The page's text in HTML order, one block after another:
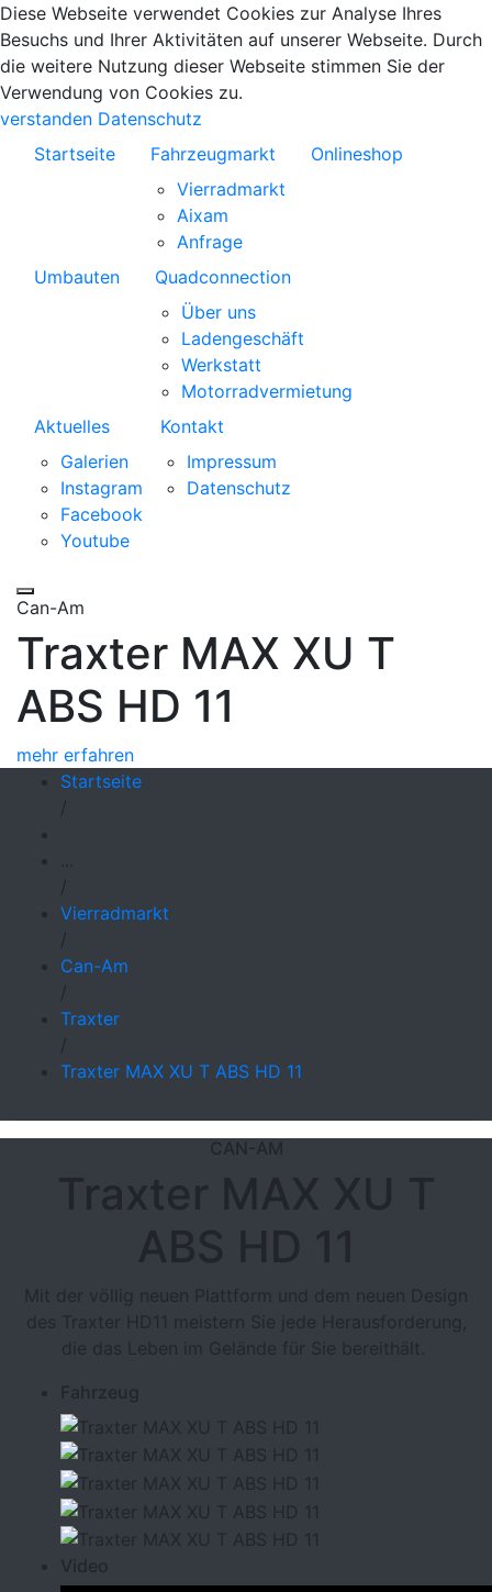
Diese Webseite verwendet Cookies zur Analyse Ihres
Besuchs und Ihrer Aktivitäten auf unserer Webseite. Durch
die weitere Nutzung dieser Webseite stimmen Sie der
Verwendung von Cookies zu.
verstanden Datenschutz
Startseite
Fahrzeugmarkt
Vierradmarkt
Aixam
Anfrage
Onlineshop
Umbauten
Quadconnection
Über uns
Ladengeschäft
Werkstatt
Motorradvermietung
Aktuelles
Galerien
Instagram
Facebook
Youtube
Kontakt
Impressum
Datenschutz
Can-Am
Traxter MAX XU T
ABS HD 11
mehr erfahren
Startseite
/
/
Vierradmarkt
/
Can-Am
/
Traxter
/
Traxter MAX XU T ABS HD 11
CAN-AM
Traxter MAX XU T
ABS HD 11
Mit der völlig neuen Plattform und dem neuen Design
des Traxter HD11 meistern Sie jede Herausforderung,
die das Leben im Gelände für Sie bereithält.
Fahrzeug
Video